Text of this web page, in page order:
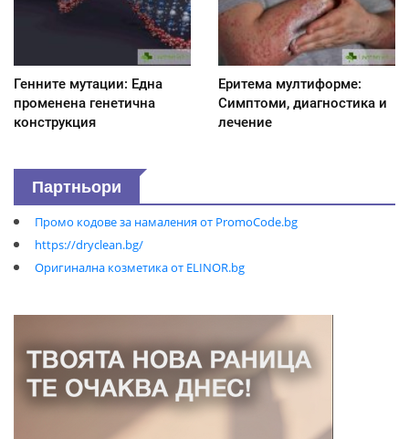
Генните мутации: Една
променена генетична
конструкция
Еритема мултиформе:
Симптоми, диагностика и
лечение
Партньори
Промо кодове за намаления от PromoCode.bg
https://dryclean.bg/
Оригинална козметика от ELINOR.bg